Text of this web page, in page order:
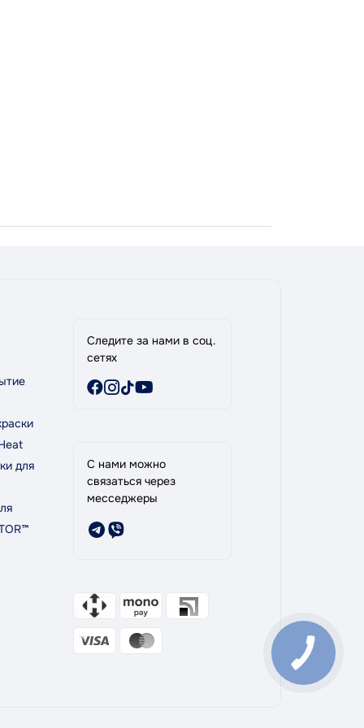
для
Следите за нами в соц.
сетях
С нами можно
связаться через
месседжеры